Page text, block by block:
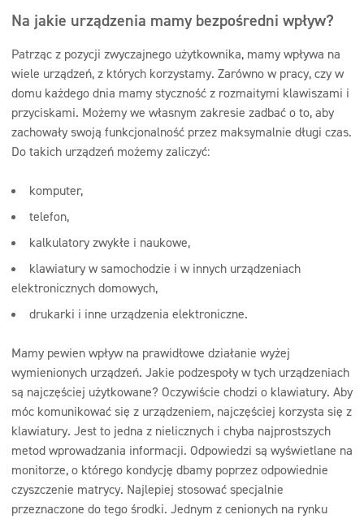
Na jakie urządzenia mamy bezpośredni wpływ?
Patrząc z pozycji zwyczajnego użytkownika, mamy wpływa na
wiele urządzeń, z których korzystamy. Zarówno w pracy, czy w
domu każdego dnia mamy styczność z rozmaitymi klawiszami i
przyciskami. Możemy we własnym zakresie zadbać o to, aby
zachowały swoją funkcjonalność przez maksymalnie długi czas.
Do takich urządzeń możemy zaliczyć:
komputer,
telefon,
kalkulatory zwykłe i naukowe,
klawiatury w samochodzie i w innych urządzeniach
elektronicznych domowych,
drukarki i inne urządzenia elektroniczne.
Mamy pewien wpływ na prawidłowe działanie wyżej
wymienionych urządzeń. Jakie podzespoły w tych urządzeniach
są najczęściej użytkowane? Oczywiście chodzi o klawiatury. Aby
móc komunikować się z urządzeniem, najczęściej korzysta się z
klawiatury. Jest to jedna z nielicznych i chyba najprostszych
metod wprowadzania informacji. Odpowiedzi są wyświetlane na
monitorze, o którego kondycję dbamy poprzez odpowiednie
czyszczenie matrycy. Najlepiej stosować specjalnie
przeznaczone do tego środki. Jednym z cenionych na rynku